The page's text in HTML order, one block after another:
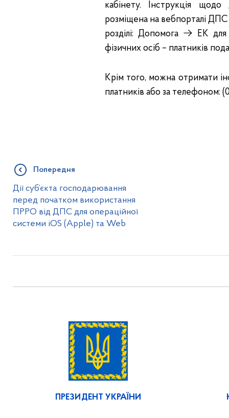
кабінету. Інструкція
розміщена на вебпорталі ДПС
розділі: Допомога → ЕК
фізичних осіб – платників
Крім того, можна отримати
платників або за телефоном:
Попередня
Дії суб’єкта господарювання
перед початком використання
ПРРО від ДПС для операційної
системи iOS (Apple) та Web
ПРЕЗИДЕНТ УКРАЇНИ